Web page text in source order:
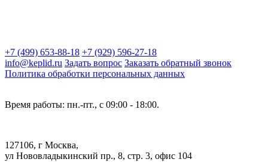
+7 (499) 653-88-18 +7 (929) 596-27-18
info@keplid.ru Задать вопрос Заказать обратный звонок
Политика обработки персональных данных
Время работы: пн.-пт., с 09:00 - 18:00.
127106, г Москва,
ул Нововладыкинский пр., 8, стр. 3, офис 104